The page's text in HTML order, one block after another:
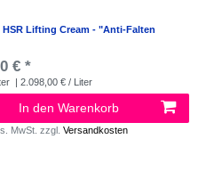
HSR Lifting Cream - "Anti-Falten
€ *
| 2.098,00 € / Liter
In den Warenkorb
MwSt. zzgl.Versandkosten